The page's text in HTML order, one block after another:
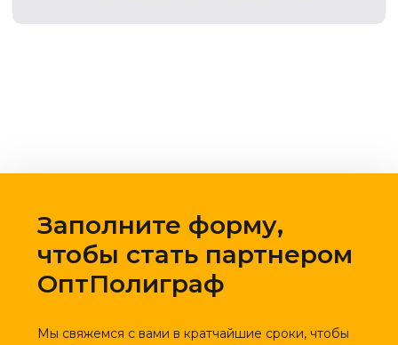
Заполните форму,
чтобы стать партнером
ОптПолиграф
Мы свяжемся с вами в кратчайшие сроки, чтобы